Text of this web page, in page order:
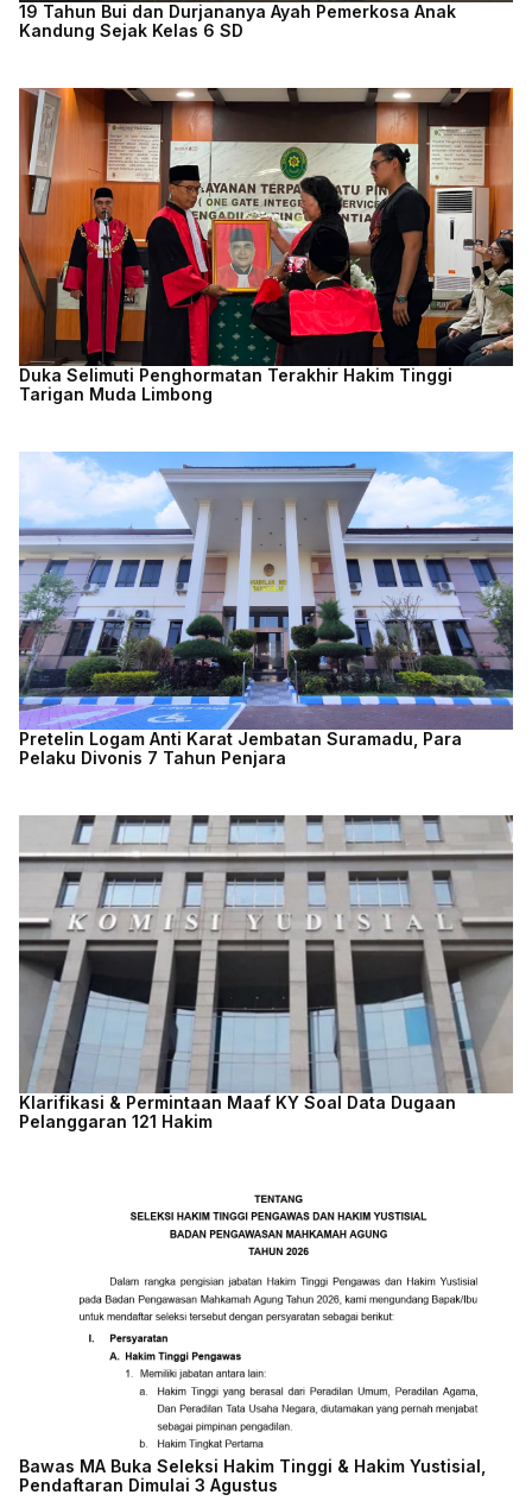
19 Tahun Bui dan Durjananya Ayah Pemerkosa Anak
Kandung Sejak Kelas 6 SD
Duka Selimuti Penghormatan Terakhir Hakim Tinggi
Tarigan Muda Limbong
Pretelin Logam Anti Karat Jembatan Suramadu, Para
Pelaku Divonis 7 Tahun Penjara
Klarifikasi & Permintaan Maaf KY Soal Data Dugaan
Pelanggaran 121 Hakim
Bawas MA Buka Seleksi Hakim Tinggi & Hakim Yustisial,
Pendaftaran Dimulai 3 Agustus